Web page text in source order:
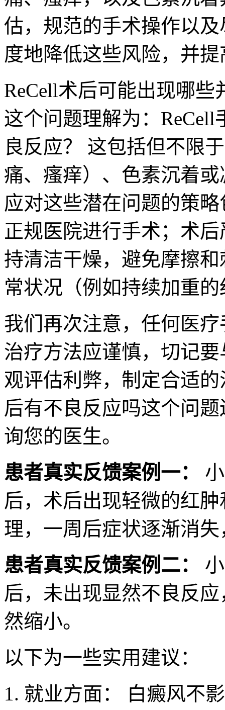
估，规范的手术操作以
度地降低这些风险，并
ReCell术后可能出现哪
这个问题理解为：
良反应？ 这包括但不限
痛、瘙痒）、色素沉着
应对这些潜在问题的策
正规医院进行手术；术
持清洁干燥，避免摩擦
常状况（例如持续加重
我们再次注意，任何医
治疗方法应谨慎，切记
观评估利弊，制定合适
后有不良反应吗这个问
询您的医生。
患者真实反馈案例一：
后，术后出现轻微的红
理，一周后症状逐渐消
患者真实反馈案例二：
后，未出现显然不良反
然缩小。
以下为一些实用建议：
1. 就业方面： 白癜风不